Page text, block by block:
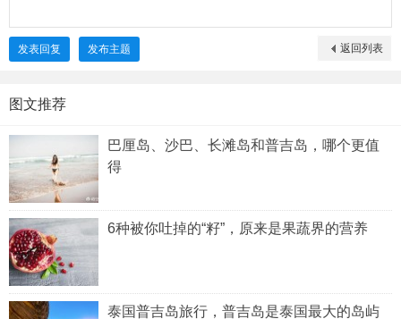
返回列表
发表回复 发布主题
图文推荐
巴厘岛、沙巴、长滩岛和普吉岛，哪个更值
得
6种被你吐掉的“籽”，原来是果蔬界的营养
泰国普吉岛旅行，普吉岛是泰国最大的岛屿